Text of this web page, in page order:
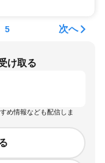
5 次へ
け取る
め情報なども配信しま